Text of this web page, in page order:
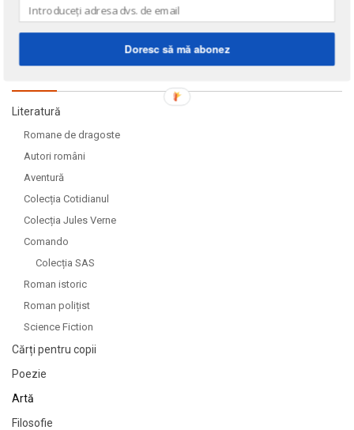
Literatură
Romane de dragoste
Autori români
Aventură
Colecția Cotidianul
Colecția Jules Verne
Comando
Colecția SAS
Roman istoric
Roman polițist
Science Fiction
Cărți pentru copii
Poezie
Artă
Filosofie
Doresc să mă abonez